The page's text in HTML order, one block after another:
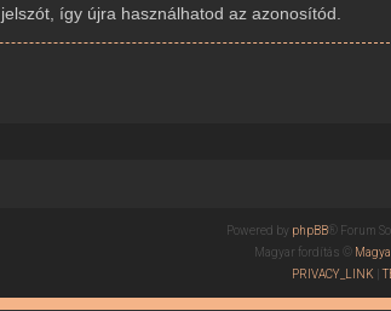
így újra használhatod az azonosítód.
Powered by phpBB® Forum
Magyar fordítás ©
PRIVACY_LINK |